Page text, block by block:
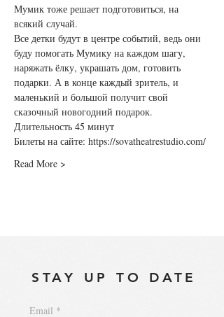
Мумик тоже решает подготовиться, на
всякий случай.
Все детки будут в центре событий, ведь они
буду помогать Мумику на каждом шагу,
наряжать ёлку, украшать дом, готовить
подарки. А в конце каждый зритель, и
маленький и большой получит свой
сказочный новогодний подарок.
Длительность 45 минут
Билеты на сайте: https://sovatheatrestudio.com/
Read More >
STAY UP TO DATE